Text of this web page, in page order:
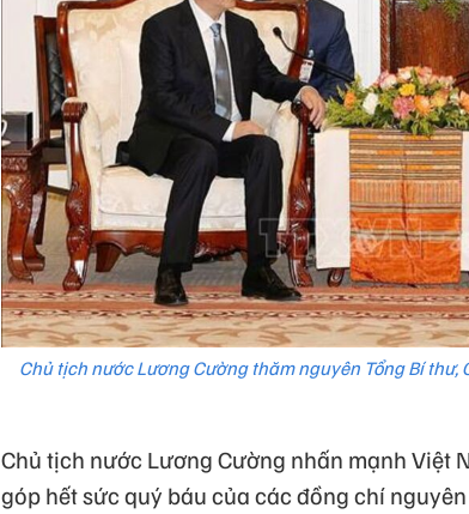
Chủ tịch nước Lương Cường thăm nguyên Tổng Bí thư,
Chủ tịch nước Lương Cường nhấn mạnh Việt
góp hết sức quý báu của các đồng chí